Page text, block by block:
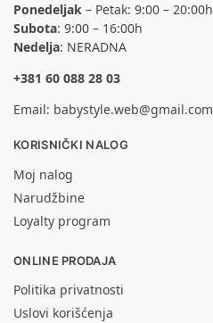
Ponedeljak – Petak: 9:00 – 20:00h
Subota: 9:00 – 16:00h
Nedelja: NERADNA
+381 60 088 28 03
Email: babystyle.web@gmail.com
KORISNIČKI NALOG
Moj nalog
Narudžbine
Loyalty program
ONLINE PRODAJA
Politika privatnosti
Uslovi korišćenja